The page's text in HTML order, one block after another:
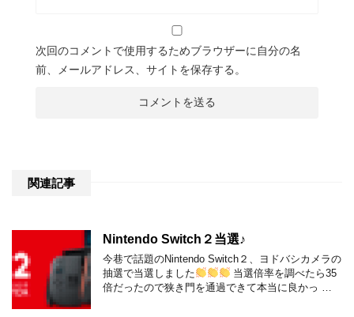
次回のコメントで使用するためブラウザーに自分の名
前、メールアドレス、サイトを保存する。
関連記事
Nintendo Switch２当選♪
今巷で話題のNintendo Switch２、ヨドバシカメラの
抽選で当選しました
当選倍率を調べたら35
倍だったので狭き門を通過できて本当に良かっ …